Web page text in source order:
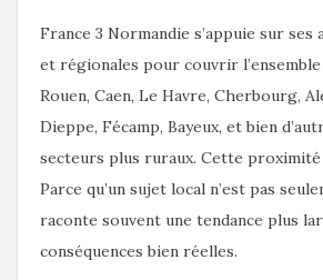
France 3 Normandie s’appuie sur ses
et régionales pour couvrir
Rouen, Caen, Le Havre, Cherbourg,
Dieppe, Fécamp, Bayeux, et bien
secteurs plus ruraux. Cette
Parce qu’un sujet local n’est pas
raconte souvent une tendance plus
conséquences bien réelles.